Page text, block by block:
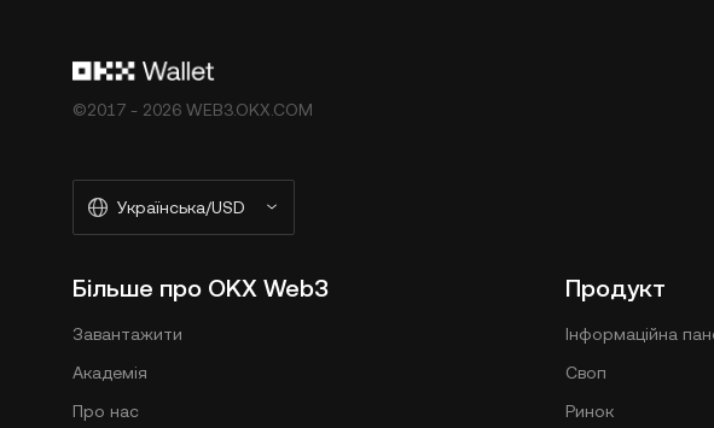
©2017 - 2026 WEB3.OKX.COM
Українська/USD
Більше про OKX Web3
Завантажити
Академія
Про нас
Продукт
Інформаційна
Своп
Ринок